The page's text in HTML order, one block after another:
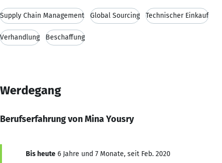
Supply Chain Management Global Sourcing Technischer Einkauf
Verhandlung Beschaffung
Werdegang
Berufserfahrung von Mina Yousry
Bis heute 6 Jahre und 7 Monate, seit Feb. 2020